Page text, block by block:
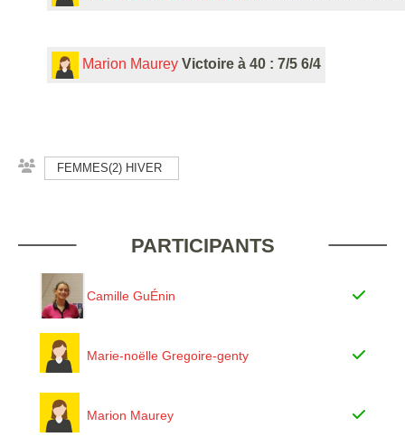
Marion Maurey Victoire à 40 : 7/5 6/4
FEMMES(2) HIVER
PARTICIPANTS
Camille GuÉnin
Marie-noëlle Gregoire-genty
Marion Maurey